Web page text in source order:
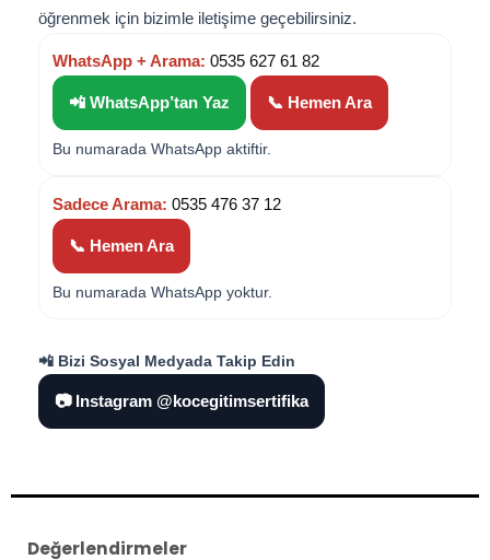
öğrenmek için bizimle iletişime geçebilirsiniz.
WhatsApp + Arama: 0535 627 61 82
📲 WhatsApp’tan Yaz 📞 Hemen Ara
Bu numarada WhatsApp aktiftir.
Sadece Arama: 0535 476 37 12
📞 Hemen Ara
Bu numarada WhatsApp yoktur.
📲 Bizi Sosyal Medyada Takip Edin
📷 Instagram @kocegitimsertifika
Değerlendirmeler